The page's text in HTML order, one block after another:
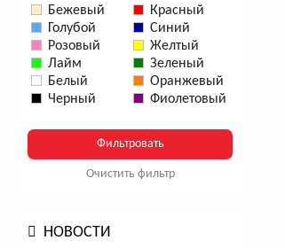
Бежевый
Голубой
Розовый
Лайм
Белый
Черный
Красный
Синий
Желтый
Зеленый
Оранжевый
Фиолетовый
Очистить фильтр
НОВОСТИ